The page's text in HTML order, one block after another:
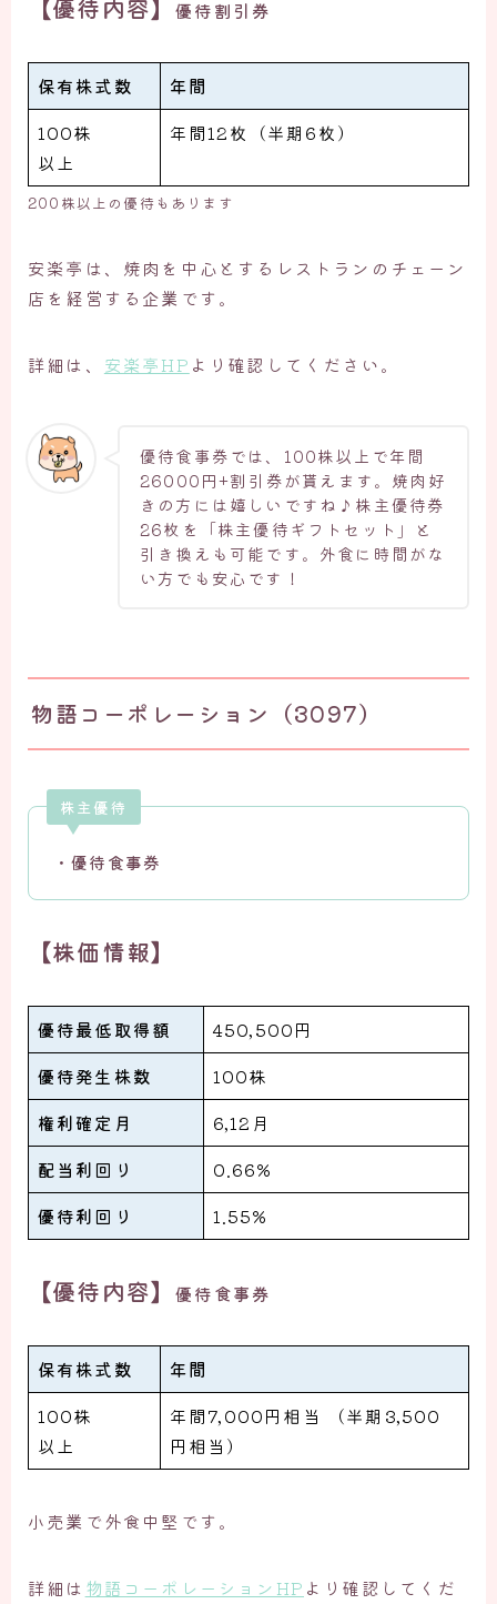
【優待内容】優待割引券
保有株式数
年間
100株
以上
年間12枚（半期6枚）
200株以上の優待もあります
安楽亭は、焼肉を中心とするレストランのチェーン
店を経営する企業です。
詳細は、 安楽亭HP より確認してください。
優待食事券では、100株以上で年間
26000円+割引券が貰えます。焼肉好
きの方には嬉しいですね♪株主優待券
26枚を「株主優待ギフトセット」と
引き換えも可能です。外食に時間がな
い方でも安心です！
物語コーポレーション（3097）
株主優待
・優待食事券
【株価情報】
優待最低取得額
450,500円
優待発生株数
100株
権利確定月
6,12月
配当利回り
0.66%
優待利回り
1.55%
【優待内容】優待食事券
保有株式数
年間
100株
以上
年間7,000円相当 （半期3,500
円相当）
小売業で外食中堅です。
詳細は 物語コーポレーションHP より確認してくだ